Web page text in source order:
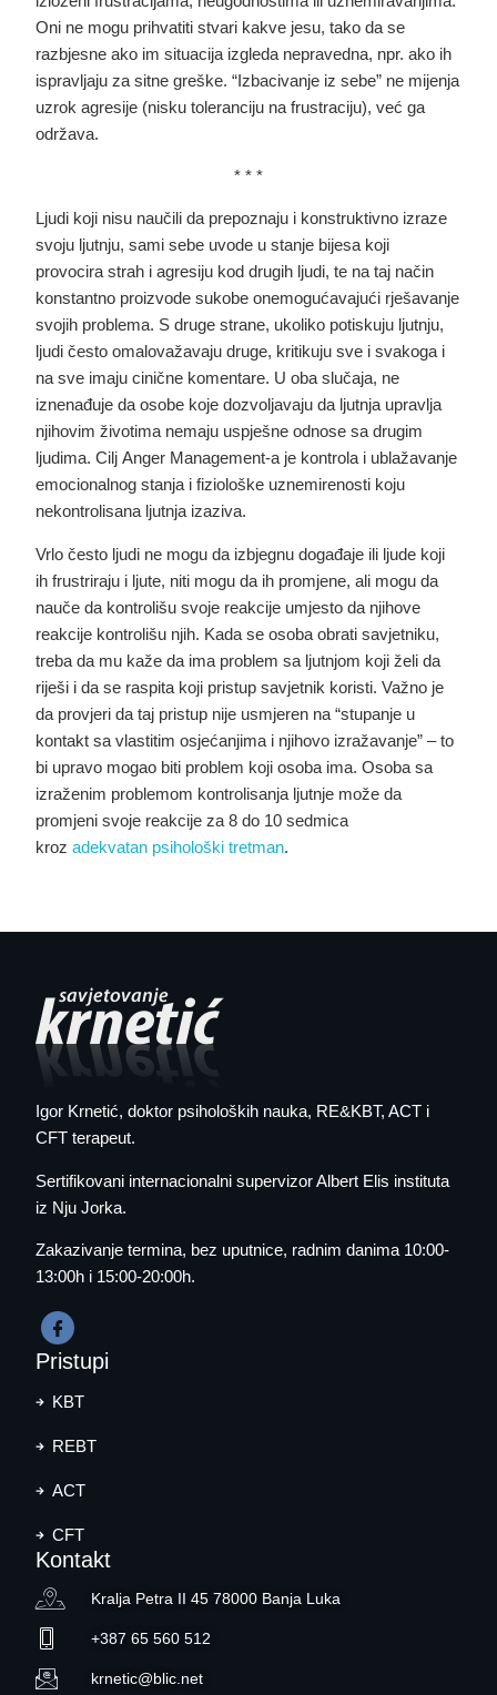
Oni ne mogu prihvatiti stvari kakve jesu, tako da se
razbjesne ako im situacija izgleda nepravedna, npr. ako ih
ispravljaju za sitne greške. “Izbacivanje iz sebe” ne mijenja
uzrok agresije (nisku toleranciju na frustraciju), već ga
održava.
* * *
Ljudi koji nisu naučili da prepoznaju i konstruktivno izraze
svoju ljutnju, sami sebe uvode u stanje bijesa koji
provocira strah i agresiju kod drugih ljudi, te na taj način
konstantno proizvode sukobe onemogućavajući rješavanje
svojih problema. S druge strane, ukoliko potiskuju ljutnju,
ljudi često omalovažavaju druge, kritikuju sve i svakoga i
na sve imaju cinične komentare. U oba slučaja, ne
iznenađuje da osobe koje dozvoljavaju da ljutnja upravlja
njihovim životima nemaju uspješne odnose sa drugim
ljudima. Cilj Anger Management-a je kontrola i ublažavanje
emocionalnog stanja i fiziološke uznemirenosti koju
nekontrolisana ljutnja izaziva.
Vrlo često ljudi ne mogu da izbjegnu događaje ili ljude koji
ih frustriraju i ljute, niti mogu da ih promjene, ali mogu da
nauče da kontrolišu svoje reakcije umjesto da njihove
reakcije kontrolišu njih. Kada se osoba obrati savjetniku,
treba da mu kaže da ima problem sa ljutnjom koji želi da
riješi i da se raspita koji pristup savjetnik koristi. Važno je
da provjeri da taj pristup nije usmjeren na “stupanje u
kontakt sa vlastitim osjećanjima i njihovo izražavanje” – to
bi upravo mogao biti problem koji osoba ima. Osoba sa
izraženim problemom kontrolisanja ljutnje može da
promjeni svoje reakcije za 8 do 10 sedmica
krozadekvatan psihološki tretman.
Igor Krnetić, doktor psiholoških nauka, RE&KBT, ACT i
CFT terapeut.
Sertifikovani internacionalni supervizor Albert Elis instituta
iz Nju Jorka.
Zakazivanje termina, bez uputnice, radnim danima 10:00-
13:00h i 15:00-20:00h.
Pristupi
KBT
REBT
ACT
CFT
Kontakt
Kralja Petra II 45 78000 Banja Luka
+387 65 560 512
krnetic@blic.net